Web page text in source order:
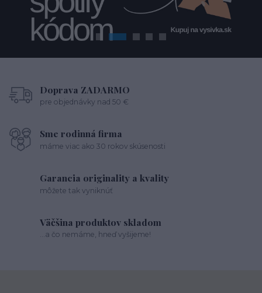
Doprava ZADARMO
pre objednávky nad 50 €
Sme rodinná firma
máme viac ako 30 rokov skúsenosti
Garancia originality a kvality
môžete tak vyniknúť
Väčšina produktov skladom
...a čo nemáme, hneď vyšijeme!